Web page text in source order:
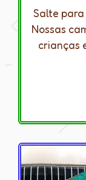
Salte
Nossas
crianças